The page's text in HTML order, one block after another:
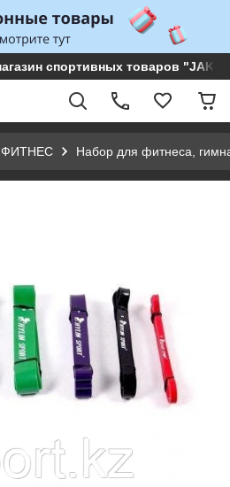
спортивных товаров
ФИТНЕС Набор для фитнеса,